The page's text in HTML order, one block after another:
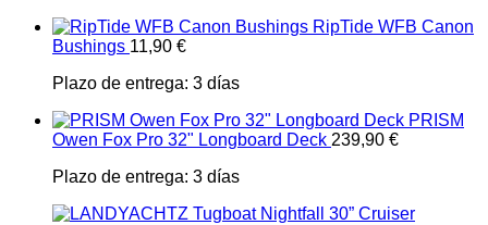
RipTide WFB Canon
Bushings 11,90 €
Plazo de entrega: 3 días
PRISM
Owen Fox Pro 32" Longboard Deck 239,90 €
Plazo de entrega: 3 días